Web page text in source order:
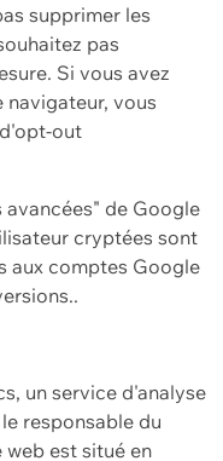
supprimer les
pas
Si vous avez
vous
out
avancées" de Google
cryptées sont
aux comptes Google
un service d'analyse
responsable du
est situé en